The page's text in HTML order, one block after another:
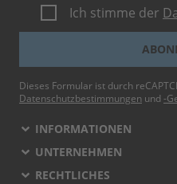
Ich stimme der
Dieses Formular ist durch
Datenschutzbestimmungen und -
INFORMATIONEN
UNTERNEHMEN
RECHTLICHES